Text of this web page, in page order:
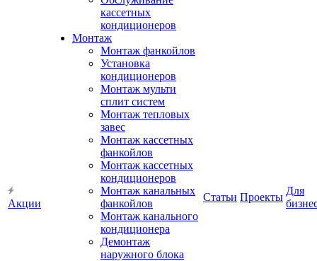
Акции
кассетных
кондиционеров
Монтаж
Монтаж фанкойлов
Установка
кондиционеров
Монтаж мульти
сплит систем
Монтаж тепловых
завес
Монтаж кассетных
фанкойлов
Монтаж кассетных
кондиционеров
Монтаж канальных
фанкойлов
Монтаж канального
кондиционера
Демонтаж
наружного блока
Статьи Проекты
Для